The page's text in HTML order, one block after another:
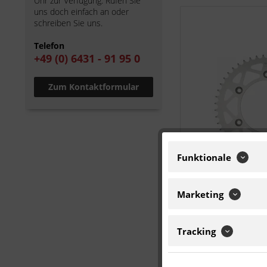
uns doch einfach an oder
schreiben Sie uns.
Telefon
+49 (0) 6431 - 91 95 0
Zum Kontaktformular
Funktionale
Marketing
Tracking